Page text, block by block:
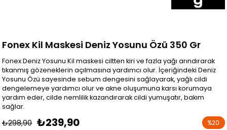
Fonex Kil Maskesi Deniz Yosunu Özü 350 Gr
Fonex Deniz Yosunu Kil maskesi ciltten kiri ve fazla yağı arındırarak
tıkanmış gözeneklerin açılmasına yardımcı olur. İçeriğindeki Deniz
Yosunu Özü sayesinde sebum dengesini sağlayarak, yağlı cildi
dengelemeye yardımcı olur ve akne oluşumuna karsı korumaya
yardım eder, cilde nemlilik kazandırarak cildi yumuşatır, bakım
sağlar.
₺298,90 ₺239,90 %20